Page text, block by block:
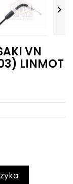


VN
LINMOT